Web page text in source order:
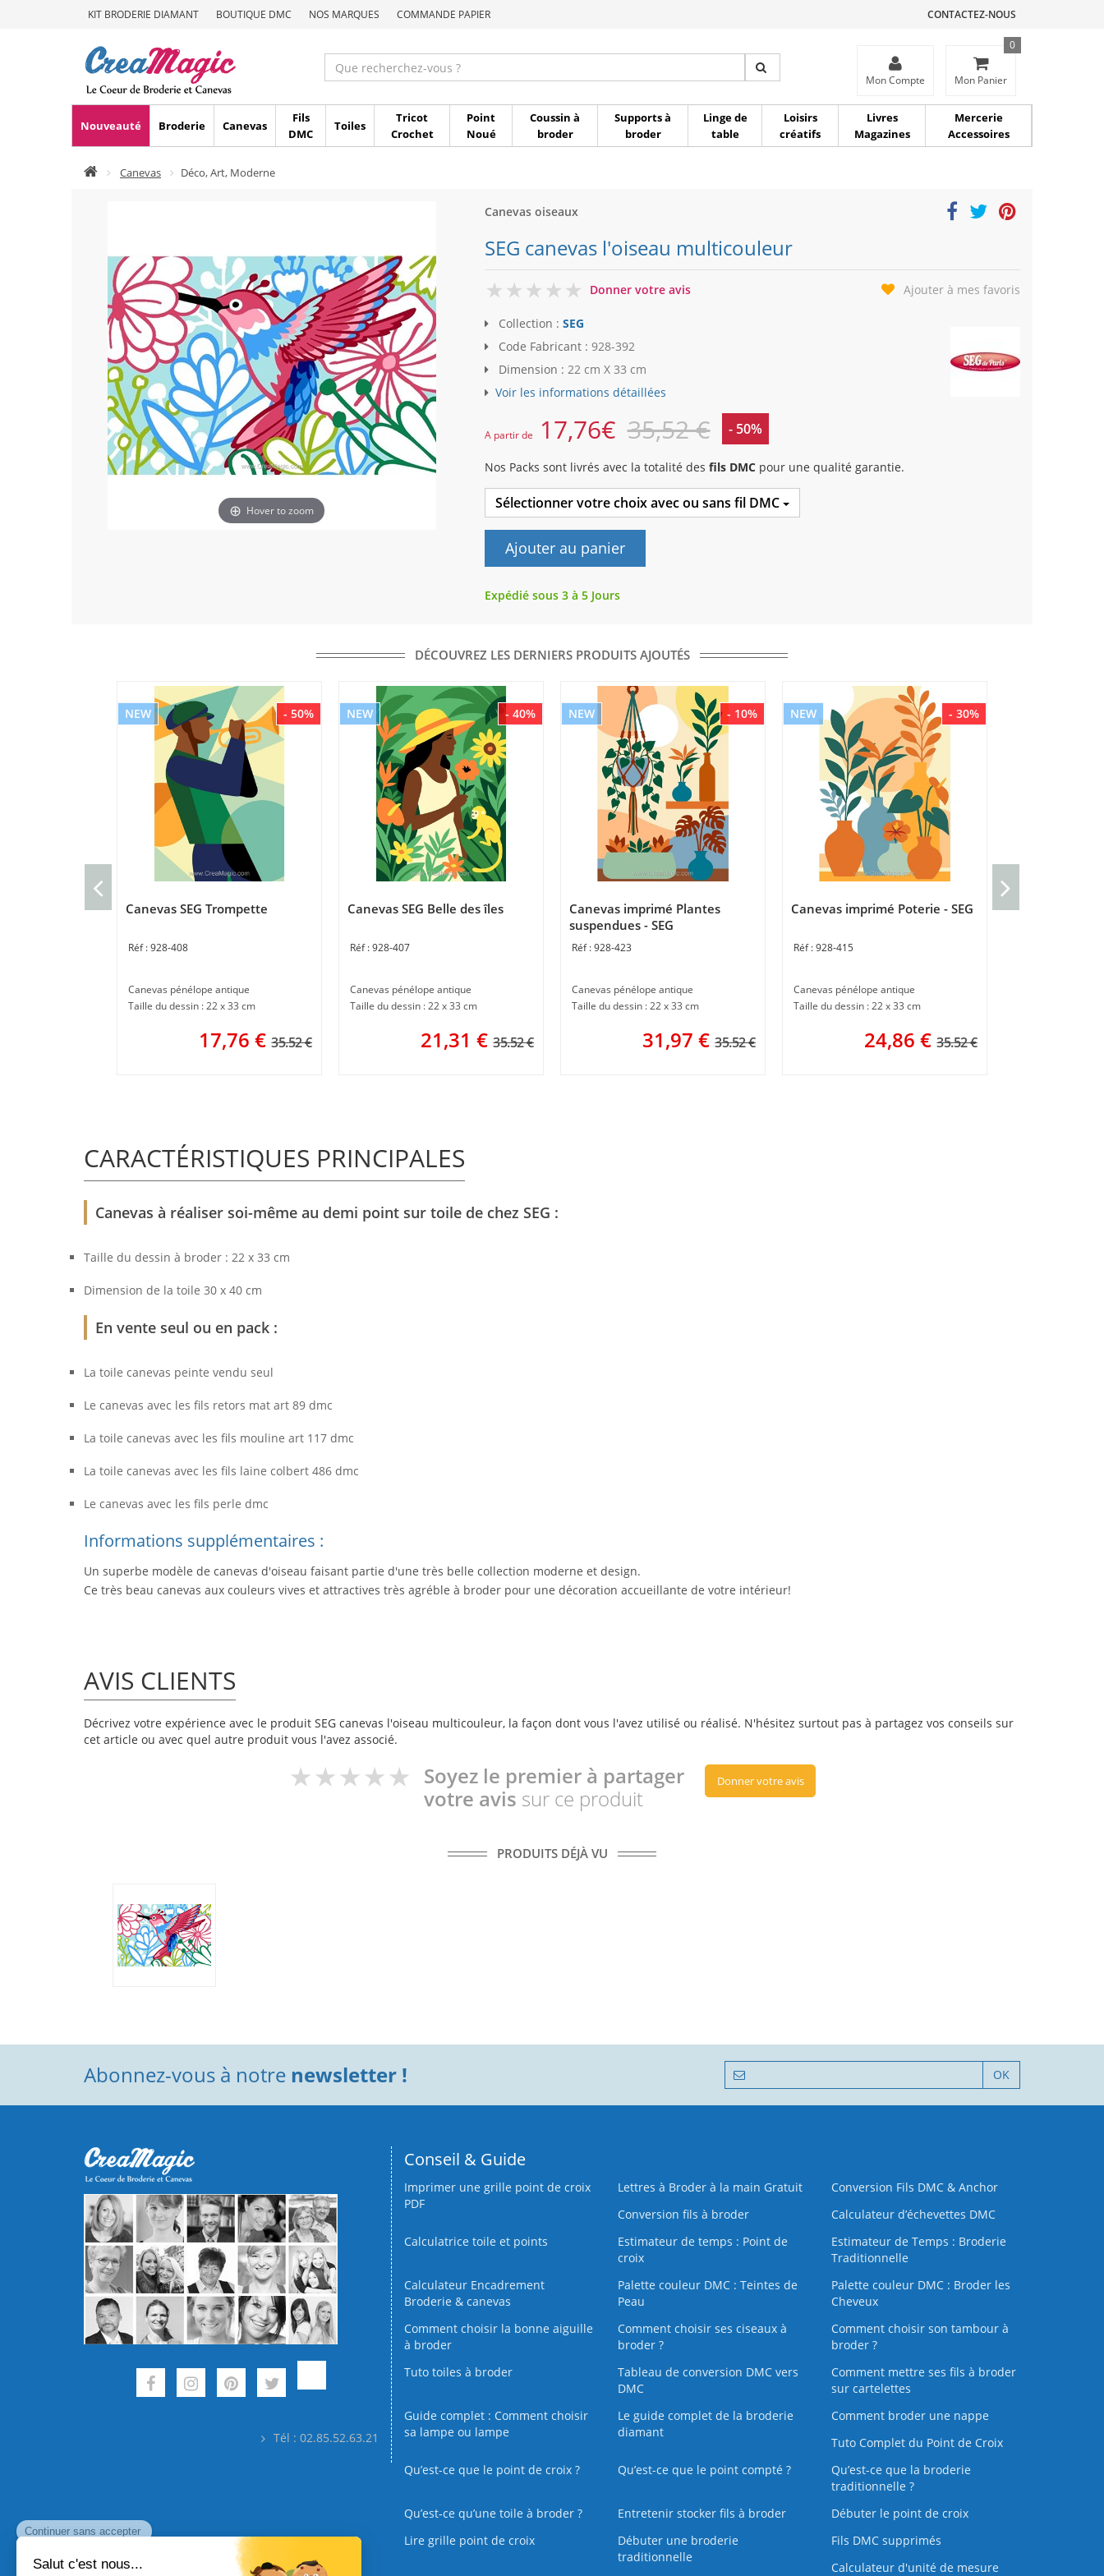
KIT BRODERIE DIAMANT BOUTIQUE DMC NOS MARQUES COMMANDE PAPIER CONTACTEZ-NOUS
Mon Compte Mon Panier
0
Nouveauté Broderie Canevas
Fils
DMC
Toiles
Tricot
Crochet
Point
Noué
Coussin à
broder
Supports à
broder
Linge de
table
Loisirs
créatifs
Livres
Magazines
Mercerie
Accessoires
Canevas Déco, Art, Moderne
Hover to zoom
Canevas oiseaux
SEG canevas l'oiseau multicouleur
0
Donner votre avis Ajouter à mes favoris
Collection : SEG
Code Fabricant : 928-392
Dimension : 22 cm X 33 cm
Voir les informations détaillées
A partir de 17,76€ 35,52 € - 50%
Nos Packs sont livrés avec la totalité des fils DMCpour une qualité garantie.
Sélectionner votre choix avec ou sans fil DMC
Ajouter au panier
Expédié sous 3 à 5 Jours
DÉCOUVREZ LES DERNIERS PRODUITS AJOUTÉS
- 50%
NEW
Canevas SEG Trompette
928-408
Canevas pénélope antique
Taille du dessin : 22 x 33 cm
17,76 € 35.52 €
- 40%
NEW
Canevas SEG Belle des îles
928-407
Canevas pénélope antique
Taille du dessin : 22 x 33 cm
21,31 € 35.52 €
- 10%
NEW
Canevas imprimé Plantes
suspendues - SEG
928-423
Canevas pénélope antique
Taille du dessin : 22 x 33 cm
31,97 € 35.52 €
- 30%
NEW
Canevas imprimé Poterie - SEG
928-415
Canevas pénélope antique
Taille du dessin : 22 x 33 cm
24,86 € 35.52 €
CARACTÉRISTIQUES PRINCIPALES
Canevas à réaliser soi-même au demi point sur toile de chez SEG :
Taille du dessin à broder : 22 x 33 cm
Dimension de la toile 30 x 40 cm
En vente seul ou en pack :
La toile canevas peinte vendu seul
Le canevas avec les fils retors mat art 89 dmc
La toile canevas avec les fils mouline art 117 dmc
La toile canevas avec les fils laine colbert 486 dmc
Le canevas avec les fils perle dmc
Informations supplémentaires :
Un superbe modèle de canevas d'oiseau faisant partie d'une très belle collection moderne et design.
Ce très beau canevas aux couleurs vives et attractives très agréble à broder pour une décoration accueillante de votre intérieur!
AVIS CLIENTS
Décrivez votre expérience avec le produit SEG canevas l'oiseau multicouleur, la façon dont vous l'avez utilisé ou réalisé. N'hésitez surtout pas à partagez vos conseils sur
cet article ou avec quel autre produit vous l'avez associé.
Soyez le premier à partager
votre avis sur ce produit
Donner votre avis
PRODUITS DÉJÀ VU
Abonnez-vous à notre newsletter ! OK
Tél : 02.85.52.63.21
Conseil & Guide
Imprimer une grille point de croix
PDF
Lettres à Broder à la main Gratuit
Conversion Fils DMC & Anchor
Conversion fils à broder
Calculateur d’échevettes DMC
Calculatrice toile et points
Estimateur de temps : Point de
croix
Estimateur de Temps : Broderie
Traditionnelle
Calculateur Encadrement
Broderie & canevas
Palette couleur DMC : Teintes de
Peau
Palette couleur DMC : Broder les
Cheveux
Comment choisir la bonne aiguille
à broder
Comment choisir ses ciseaux à
broder ?
Comment choisir son tambour à
broder ?
Tuto toiles à broder
Tableau de conversion DMC vers
DMC
Comment mettre ses fils à broder
sur cartelettes
Guide complet : Comment choisir
sa lampe ou lampe
Le guide complet de la broderie
diamant
Comment broder une nappe
Tuto Complet du Point de Croix
Qu’est-ce que le point de croix ?
Qu’est-ce que le point compté ?
Qu’est-ce que la broderie
traditionnelle ?
Qu’est‑ce qu’une toile à broder ?
Entretenir stocker fils à broder
Débuter le point de croix
Lire grille point de croix
Débuter une broderie
traditionnelle
Fils DMC supprimés
Calculateur d'unité de mesure